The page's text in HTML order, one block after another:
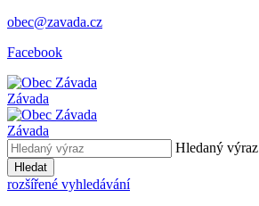
obec@zavada.cz
Facebook
Závada
Závada
Hledaný výraz
Hledat
rozšířené vyhledávání